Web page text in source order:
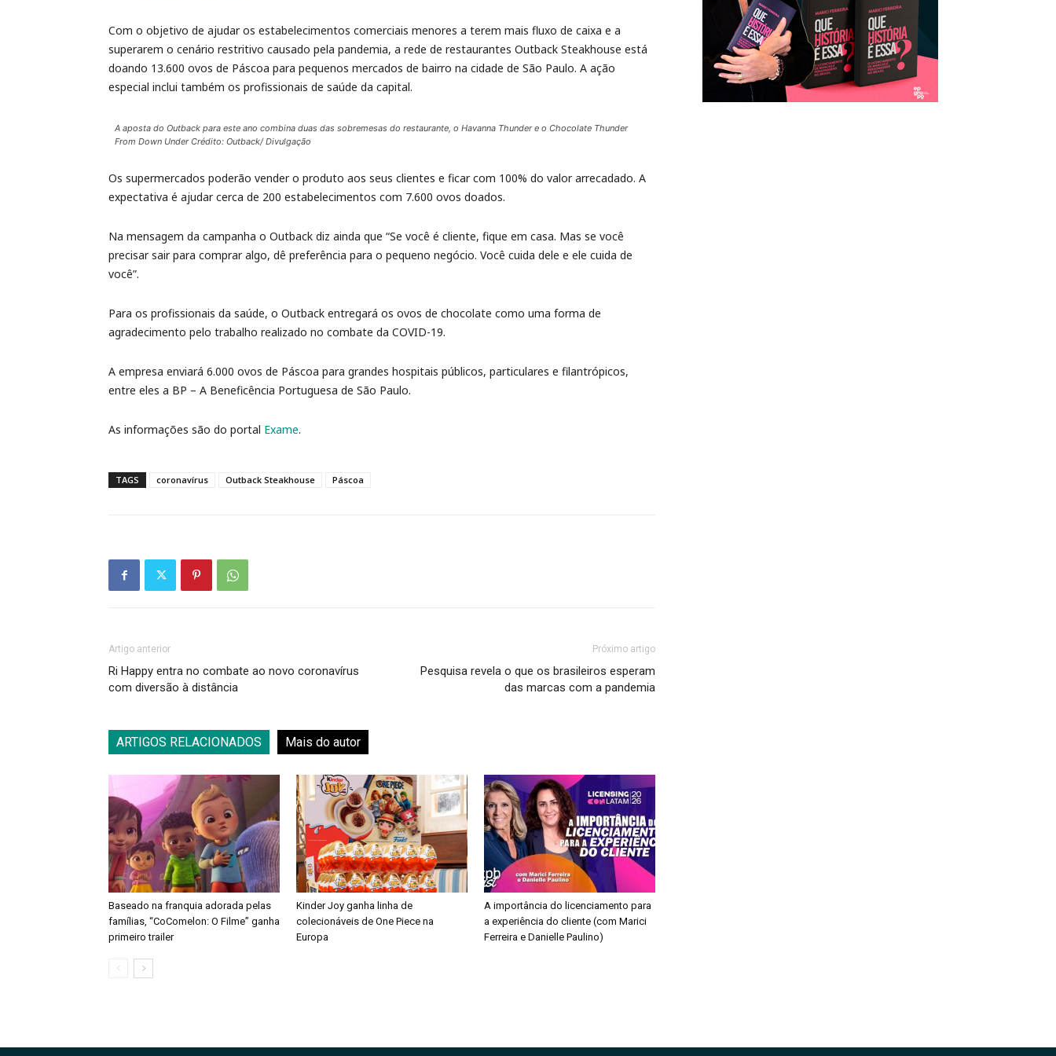
Com o objetivo de ajudar os estabelecimentos comerciais menores a terem mais fluxo de caixa e a
superarem o cenário restritivo causado pela pandemia, a rede de restaurantes Outback Steakhouse está
doando 13.600 ovos de Páscoa para pequenos mercados de bairro na cidade de São Paulo. A ação
especial inclui também os profissionais de saúde da capital.
A aposta do Outback para este ano combina duas das sobremesas do restaurante, o Havanna Thunder e o Chocolate Thunder
From Down Under Crédito: Outback/ Divulgação
Os supermercados poderão vender o produto aos seus clientes e ficar com 100% do valor arrecadado. A
expectativa é ajudar cerca de 200 estabelecimentos com 7.600 ovos doados.
Na mensagem da campanha o Outback diz ainda que “Se você é cliente, fique em casa. Mas se você
precisar sair para comprar algo, dê preferência para o pequeno negócio. Você cuida dele e ele cuida de
você”.
Para os profissionais da saúde, o Outback entregará os ovos de chocolate como uma forma de
agradecimento pelo trabalho realizado no combate da COVID-19.
A empresa enviará 6.000 ovos de Páscoa para grandes hospitais públicos, particulares e filantrópicos,
entre eles a BP – A Beneficência Portuguesa de São Paulo.
As informações são do portal Exame.
TAGS coronavírus Outback Steakhouse Páscoa
Artigo anterior
Ri Happy entra no combate ao novo coronavírus
com diversão à distância
Próximo artigo
Pesquisa revela o que os brasileiros esperam
das marcas com a pandemia
ARTIGOS RELACIONADOS Mais do autor
Baseado na franquia adorada pelas
famílias, “CoComelon: O Filme” ganha
primeiro trailer
Kinder Joy ganha linha de
colecionáveis de One Piece na
Europa
A importância do licenciamento para
a experiência do cliente (com Marici
Ferreira e Danielle Paulino)